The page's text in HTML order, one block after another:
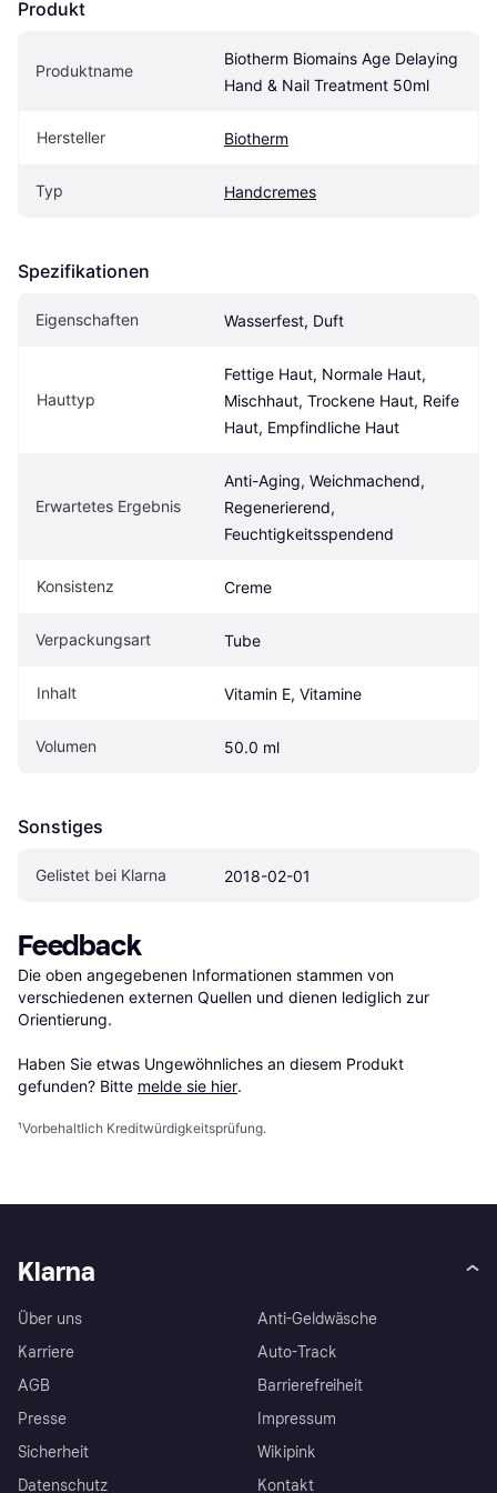
Produkt
Produktname
Biotherm Biomains Age Delaying
Hand & Nail Treatment 50ml
Hersteller Biotherm
Typ Handcremes
Spezifikationen
Eigen­schaften Wasserfest, Duft
Hauttyp
Fettige Haut, Normale Haut,
Mischhaut, Trockene Haut, Reife
Haut, Empfindliche Haut
Erwartetes Ergebnis
Anti-Aging, Weichmachend,
Regenerierend,
Feuchtigkeitsspendend
Konsistenz Creme
Verpackungsart Tube
Inhalt Vitamin E, Vitamine
Volumen 50.0 ml
Sonstiges
Gelistet bei Klarna 2018-02-01
Feedback
Die oben angegebenen Informationen stammen von
verschiedenen externen Quellen und dienen lediglich zur
Orientierung.
Haben Sie etwas Ungewöhnliches an diesem Produkt
gefunden? Bitte melde sie hier.
¹Vorbehaltlich Kreditwürdigkeitsprüfung.
Klarna
Über uns
Karriere
AGB
Presse
Sicherheit
Datenschutz
Anti-Geldwäsche
Auto-Track
Barrierefreiheit
Impressum
Wikipink
Kontakt